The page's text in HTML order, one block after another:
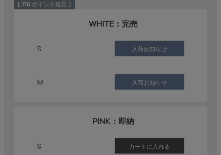
[ 176 ポイント進呈 ]
WHITE：完売
S 入荷お知らせ
M 入荷お知らせ
PINK：即納
S カートに入れる